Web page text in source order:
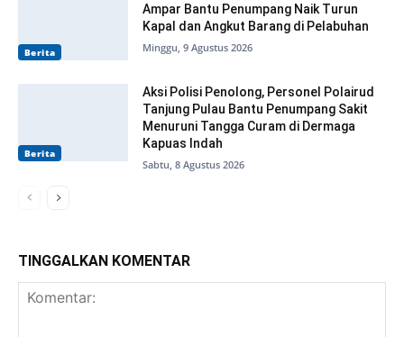
Berita
Ampar Bantu Penumpang Naik Turun
Kapal dan Angkut Barang di Pelabuhan
Minggu, 9 Agustus 2026
Berita
Aksi Polisi Penolong, Personel Polairud
Tanjung Pulau Bantu Penumpang Sakit
Menuruni Tangga Curam di Dermaga
Kapuas Indah
Sabtu, 8 Agustus 2026
TINGGALKAN KOMENTAR